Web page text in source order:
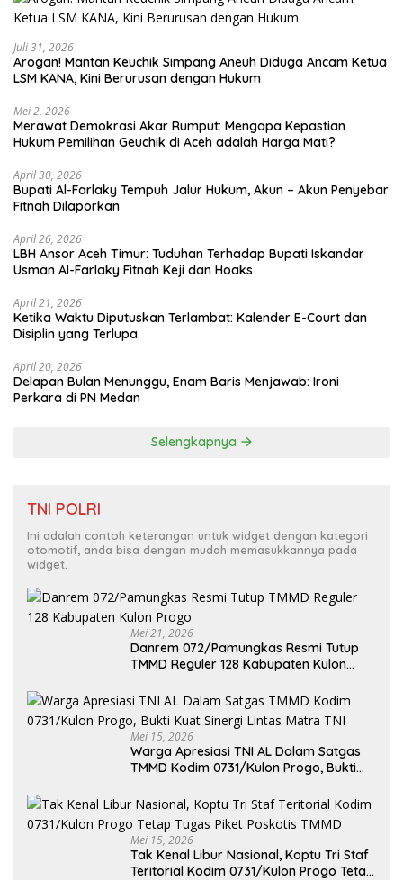
Juli 31, 2026
Arogan! Mantan Keuchik Simpang Aneuh Diduga Ancam Ketua
LSM KANA, Kini Berurusan dengan Hukum
Mei 2, 2026
Merawat Demokrasi Akar Rumput: Mengapa Kepastian
April 30, 2026
Bupati Al-Farlaky Tempuh Jalur Hukum, Akun – Akun Penyebar
Fitnah Dilaporkan
April 26, 2026
LBH Ansor Aceh Timur: Tuduhan Terhadap Bupati Iskandar
Usman Al-Farlaky Fitnah Keji dan Hoaks
April 21, 2026
Ketika Waktu Diputuskan Terlambat: Kalender E-Court dan
Disiplin yang Terlupa
April 20, 2026
Delapan Bulan Menunggu, Enam Baris Menjawab: Ironi
Perkara di PN Medan
Selengkapnya
TNI POLRI
Ini adalah contoh keterangan untuk widget dengan kategori
otomotif, anda bisa dengan mudah memasukkannya pada
widget.
Mei 21, 2026
Danrem 072/Pamungkas Resmi Tutup
TMMD Reguler 128 Kabupaten Kulon
Mei 15, 2026
Warga Apresiasi TNI AL Dalam Satgas
TMMD Kodim 0731/Kulon Progo, Bukti
Mei 15, 2026
Tak Kenal Libur Nasional, Koptu Tri Staf
Teritorial Kodim 0731/Kulon Progo Tetap